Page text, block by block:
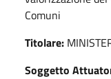
Comuni
Titolare:
Soggetto